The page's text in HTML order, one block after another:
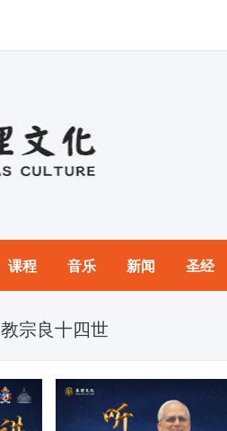
课程 音乐 新闻 圣经
教宗良十四世